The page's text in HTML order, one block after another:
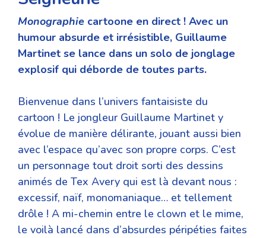
Monographie cartoone en direct ! Avec un
humour absurde et irrésistible, Guillaume
Martinet se lance dans un solo de jonglage
explosif qui déborde de toutes parts.
Bienvenue dans l’univers fantaisiste du
cartoon ! Le jongleur Guillaume Martinet y
évolue de manière délirante, jouant aussi bien
avec l’espace qu’avec son propre corps. C’est
un personnage tout droit sorti des dessins
animés de Tex Avery qui est là devant nous :
excessif, naïf, monomaniaque… et tellement
drôle ! A mi-chemin entre le clown et le mime,
le voilà lancé dans d’absurdes péripéties faites